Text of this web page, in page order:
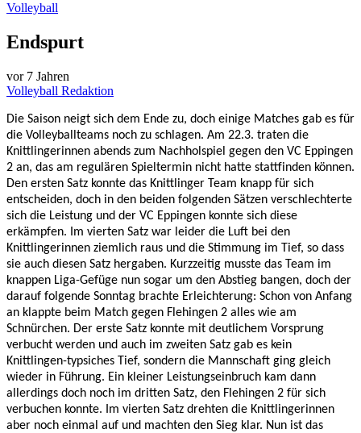
Volleyball
Endspurt
vor 7 Jahren
Volleyball Redaktion
Die Saison neigt sich dem Ende zu, doch einige Matches gab es für
die Volleyballteams noch zu schlagen. Am 22.3. traten die
Knittlingerinnen abends zum Nachholspiel gegen den VC Eppingen
2 an, das am regulären Spieltermin nicht hatte stattfinden können.
Den ersten Satz konnte das Knittlinger Team knapp für sich
entscheiden, doch in den beiden folgenden Sätzen verschlechterte
sich die Leistung und der VC Eppingen konnte sich diese
erkämpfen. Im vierten Satz war leider die Luft bei den
Knittlingerinnen ziemlich raus und die Stimmung im Tief, so dass
sie auch diesen Satz hergaben. Kurzzeitig musste das Team im
knappen Liga-Gefüge nun sogar um den Abstieg bangen, doch der
darauf folgende Sonntag brachte Erleichterung: Schon von Anfang
an klappte beim Match gegen Flehingen 2 alles wie am
Schnürchen. Der erste Satz konnte mit deutlichem Vorsprung
verbucht werden und auch im zweiten Satz gab es kein
Knittlingen-typsiches Tief, sondern die Mannschaft ging gleich
wieder in Führung. Ein kleiner Leistungseinbruch kam dann
allerdings doch noch im dritten Satz, den Flehingen 2 für sich
verbuchen konnte. Im vierten Satz drehten die Knittlingerinnen
aber noch einmal auf und machten den Sieg klar. Nun ist das